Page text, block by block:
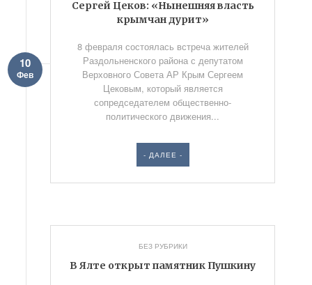
Сергей Цеков: «Нынешняя власть
крымчан дурит»
10
Фев
8 февраля состоялась встреча жителей
Раздольненского района с депутатом
Верховного Совета АР Крым Сергеем
Цековым, который является
сопредседателем общественно-
политического движения...
- ДАЛЕЕ -
БЕЗ РУБРИКИ
В Ялте открыт памятник Пушкину